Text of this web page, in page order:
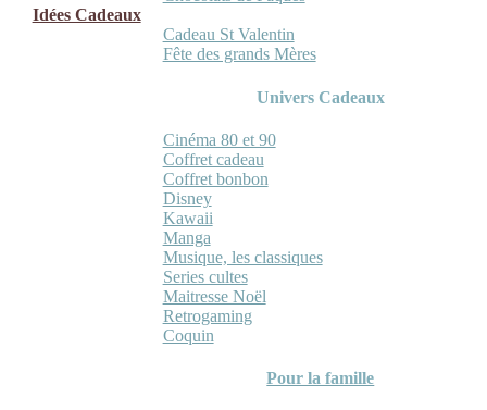
Idées Cadeaux
Cadeau St Valentin
Fête des grands Mères
Univers Cadeaux
Cinéma 80 et 90
Coffret cadeau
Coffret bonbon
Disney
Kawaii
Manga
Musique, les classiques
Series cultes
Maitresse Noël
Retrogaming
Coquin
Pour la famille